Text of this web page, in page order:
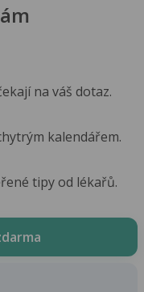
na váš dotaz.
kalendářem.
tipy od lékařů.